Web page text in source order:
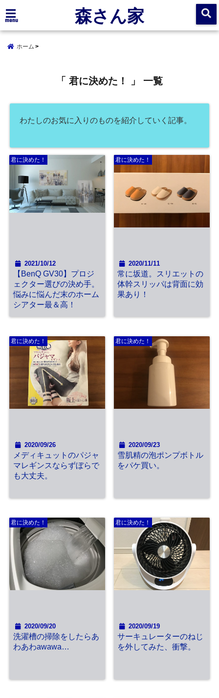
menu 森さん家
ホーム
「 君に決めた！ 」 一覧
わたしのお気に入りのものを紹介していく記事。
君に決めた！
2021/10/12
【BenQ GV30】プロジ
ェクター選びの決め手。
悩みに悩んだ末のホーム
シアター最＆高！
君に決めた！
2020/11/11
常に坂道。スリエットの
体幹スリッパは背面に効
果あり！
君に決めた！
2020/09/26
メディキュットのパジャ
マレギンスならずぼらで
も大丈夫。
君に決めた！
2020/09/23
雪肌精の泡ポンプボトル
をパケ買い。
君に決めた！
2020/09/20
洗濯槽の掃除をしたらあ
わあわawawa…
君に決めた！
2020/09/19
サーキュレーターのねじ
を外してみた、衝撃。